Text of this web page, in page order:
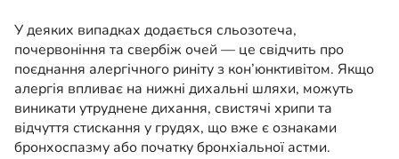
У деяких випадках додається сльозотеча,
почервоніння та свербіж очей — це свідчить про
поєднання алергічного риніту з кон’юнктивітом. Якщо
алергія впливає на нижні дихальні шляхи, можуть
виникати утруднене дихання, свистячі хрипи та
відчуття стискання у грудях, що вже є ознаками
бронхоспазму або початку бронхіальної астми.